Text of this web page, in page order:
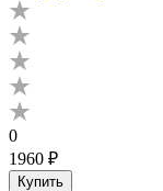
0
1960 ₽
Купить